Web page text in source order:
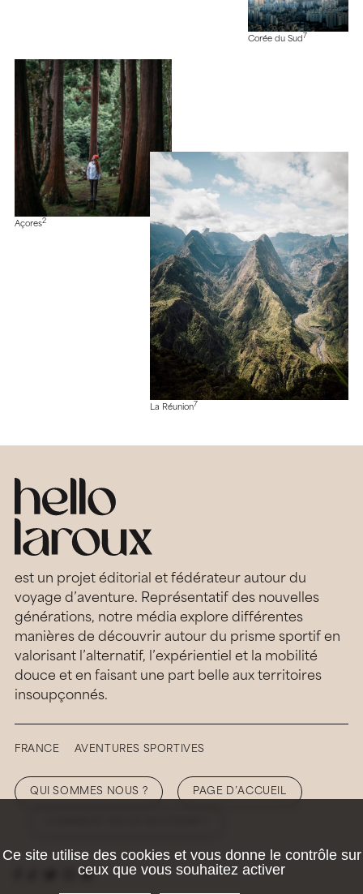
Corée du Sud 7
Açores2
La Réunion7
est un projet éditorial et fédérateur autour du
voyage d’aventure. Représentatif des nouvelles
générations, notre média explore différentes
manières de découvrir autour du prisme sportif en
valorisant l’alternatif, l’expérientiel et la mobilité
douce et en faisant une part belle aux territoires
insoupçonnés.
FRANCE AVENTURES SPORTIVES
QUI SOMMES NOUS ? PAGE D’ACCUEIL
Ce site utilise des cookies et vous donne le contrôle sur
ceux que vous souhaitez activer